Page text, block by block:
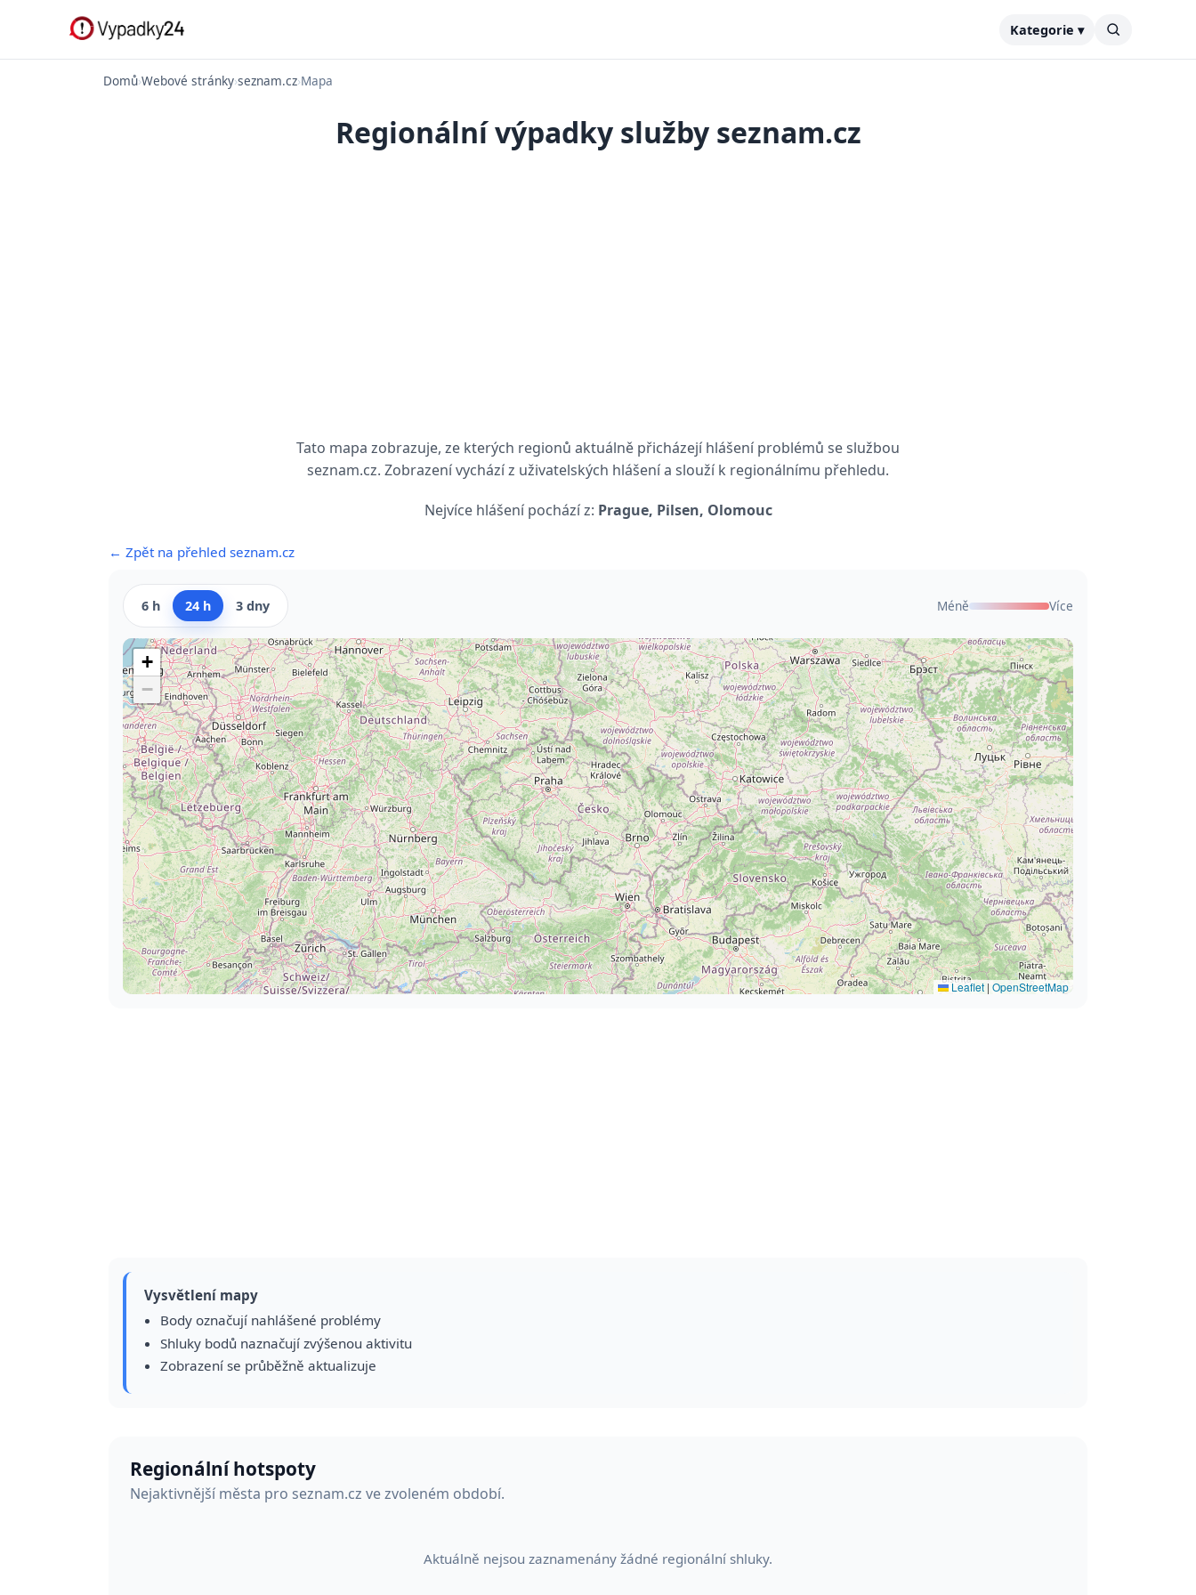
Kategorie ▾
Domů›Webové stránky›seznam.cz›Mapa
Regionální výpadky služby seznam.cz
Tato mapa zobrazuje, ze kterých regionů aktuálně přicházejí hlášení problémů se službou
seznam.cz. Zobrazení vychází z uživatelských hlášení a slouží k regionálnímu přehledu.
Nejvíce hlášení pochází z: Prague, Pilsen, Olomouc
← Zpět na přehled seznam.cz
6 h 24 h 3 dny Méně Více
+
−
Leaflet | OpenStreetMap
Vysvětlení mapy
Body označují nahlášené problémy
Shluky bodů naznačují zvýšenou aktivitu
Zobrazení se průběžně aktualizuje
Regionální hotspoty
Nejaktivnější města pro seznam.cz ve zvoleném období.
Aktuálně nejsou zaznamenány žádné regionální shluky.